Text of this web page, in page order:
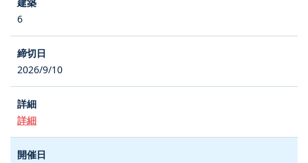
6
2026/9/10
詳細